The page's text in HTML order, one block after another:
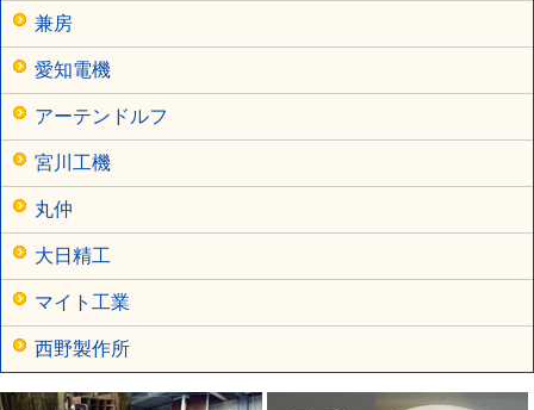
兼房
愛知電機
アーテンドルフ
宮川工機
丸仲
大日精工
マイト工業
西野製作所